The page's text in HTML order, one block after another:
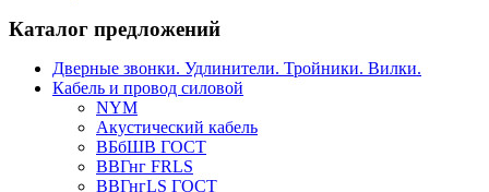
Каталог предложений
Дверные звонки. Удлинители. Тройники. Вилки.
Кабель и провод силовой
NYM
Акустический кабель
ВБбШВ ГОСТ
ВВГнг FRLS
ВВГнгLS ГОСТ